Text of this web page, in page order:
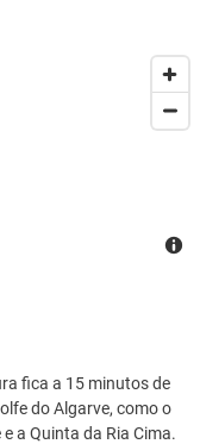
fica a 15 minutos de
do Algarve, como o
a Quinta da Ria Cima.